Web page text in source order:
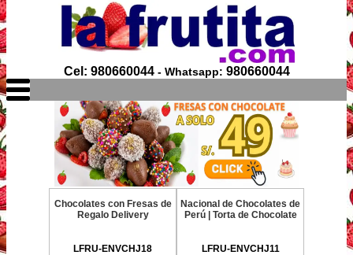
Cel: 980660044- Whatsapp: 980660044
Chocolates con Fresas de
Regalo Delivery
LFRU-ENVCHJ18
Nacional de Chocolates de
Perú | Torta de Chocolate
LFRU-ENVCHJ11